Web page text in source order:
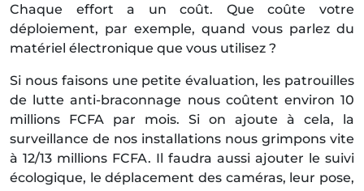
Chaque effort a un coût. Que coûte votre
déploiement, par exemple, quand vous parlez du
matériel électronique que vous utilisez ?
Si nous faisons une petite évaluation, les patrouilles
de lutte anti-braconnage nous coûtent environ 10
millions FCFA par mois. Si on ajoute à cela, la
surveillance de nos installations nous grimpons vite
à 12/13 millions FCFA. Il faudra aussi ajouter le suivi
écologique, le déplacement des caméras, leur pose,